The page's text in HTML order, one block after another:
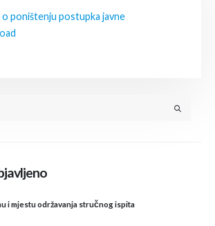
o poništenju postupka javne
i mjestu održavanja stručnog ispita